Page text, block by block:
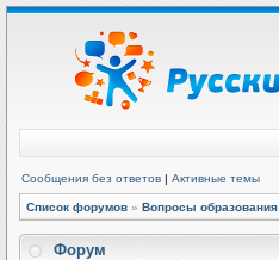
Сообщения без ответов | Активные темы
Список форумов » Вопросы образования
Форум